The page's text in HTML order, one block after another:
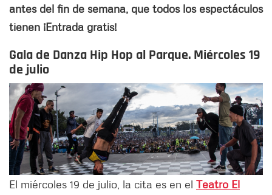
antes del fin de semana, que todos los espectáculos
tienen ¡Entrada gratis!
Gala de Danza Hip Hop al Parque. Miércoles 19
de julio
El miércoles 19 de julio, la cita es en el Teatro El